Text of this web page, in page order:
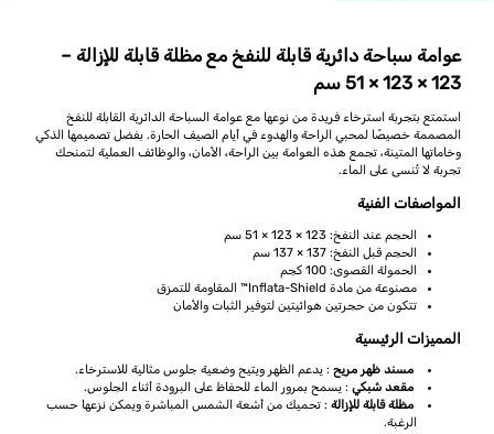
عوامة سباحة دائرية قابلة للنفخ مع مظلة قابلة للإزالة –
123 × 123 × 51 سم
استمتع بتجربة استرخاء فريدة من نوعها مع عوامة السباحة الدائرية القابلة للنفخ
المصممة خصيصًا لمحبي الراحة والهدوء في أيام الصيف الحارة. بفضل تصميمها الذكي
وخاماتها المتينة، تجمع هذه العوامة بين الراحة، الأمان، والوظائف العملية لتمنحك
تجربة لا تُنسى على الماء.
المواصفات الفنية
الحجم عند النفخ: 123 × 123 × 51 سم
الحجم قبل النفخ: 137 × 137 سم
الحمولة القصوى: 100 كجم
مصنوعة من مادة Inflata-Shield™ المقاومة للتمزق
تتكون من حجرتين هوائيتين لتوفير الثبات والأمان
المميزات الرئيسية
مسند ظهر مريح : يدعم الظهر ويتيح وضعية جلوس مثالية للاسترخاء.
مقعد شبكي : يسمح بمرور الماء للحفاظ على البرودة أثناء الجلوس.
مظلة قابلة للإزالة : تحميك من أشعة الشمس المباشرة ويمكن نزعها حسب
الرغبة.